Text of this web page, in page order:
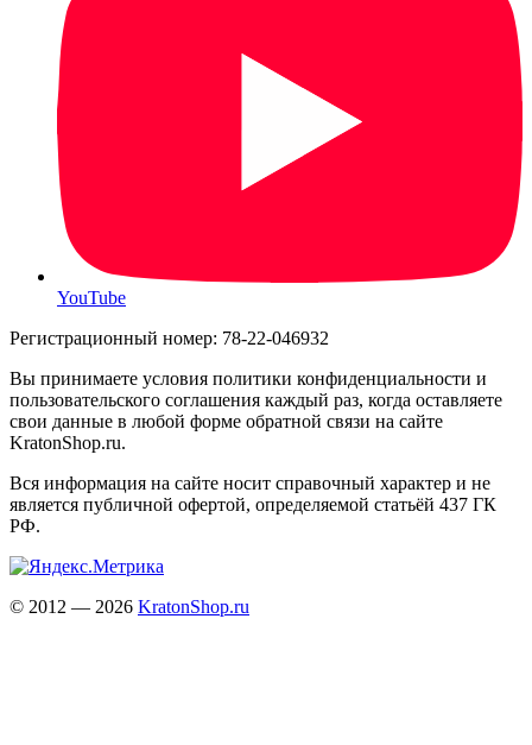
YouTube
Регистрационный номер: 78-22-046932
Вы принимаете условия политики конфиденциальности и
пользовательского соглашения каждый раз, когда оставляете
свои данные в любой форме обратной связи на сайте
KratonShop.ru.
Вся информация на сайте носит справочный характер и не
является публичной офертой, определяемой статьёй 437 ГК
РФ.
© 2012 — 2026 KratonShop.ru